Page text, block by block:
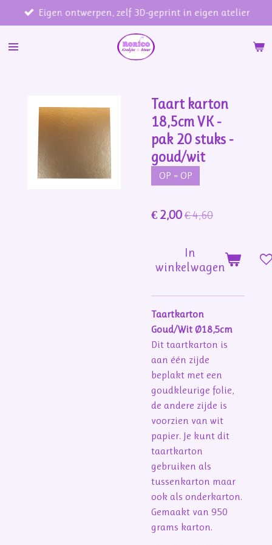
direct
naar
Eigen ontwerpen, zelf 3D-geprint in eigen atelier
Taart karton
18,5cm VK -
pak 20 stuks -
goud/wit
OP = OP
€ 2,00€ 4,60
In
winkelwagen
Taartkarton
Goud/Wit Ø18,5cm
Dit taartkarton is
aan één zijde
beplakt met een
goudkleurige folie,
de andere zijde is
voorzien van wit
papier. Je kunt dit
taartkarton
gebruiken als
tussenkarton maar
ook als onderkarton.
Gemaakt van 950
grams karton.